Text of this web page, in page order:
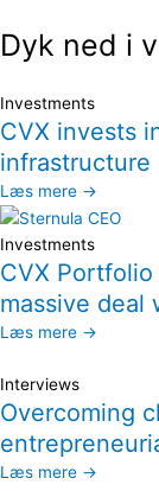
Dyk ned i
Investments
CVX invests
infrastructure
Læs mere →
Investments
CVX
massive deal
Læs mere →
Interviews
Overcoming
Læs mere →